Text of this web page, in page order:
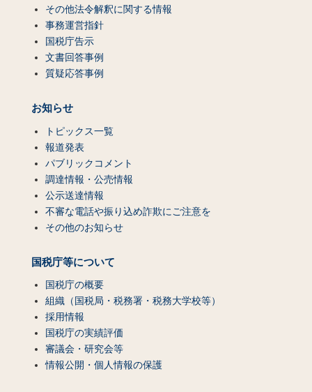
その他法令解釈に関する情報
事務運営指針
国税庁告示
文書回答事例
質疑応答事例
お知らせ
トピックス一覧
報道発表
パブリックコメント
調達情報・公売情報
公示送達情報
不審な電話や振り込め詐欺にご注意を
その他のお知らせ
国税庁等について
国税庁の概要
組織（国税局・税務署・税務大学校等）
採用情報
国税庁の実績評価
審議会・研究会等
情報公開・個人情報の保護